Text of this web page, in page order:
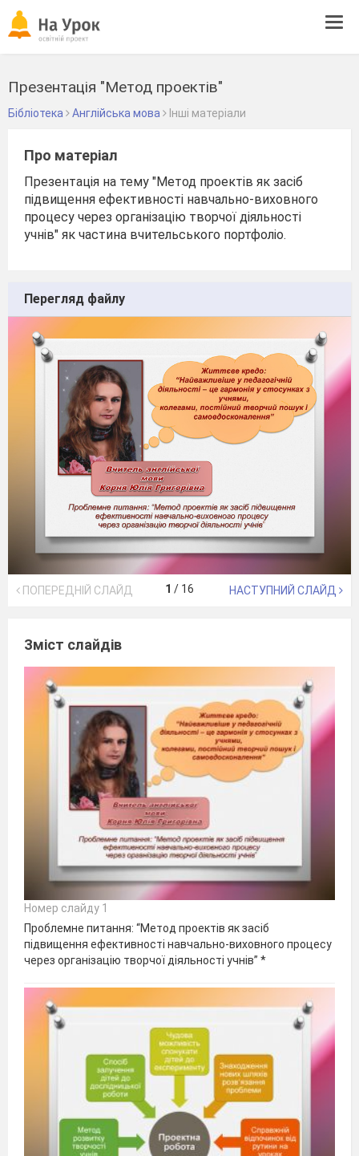
Презентація "Метод проектів"
Бібліотека Англійська мова Інші матеріали
Про матеріал
Презентація на тему "Метод проектів як засіб
підвищення ефективності навчально-виховного
процесу через організацію творчої діяльності
учнів" як частина вчительського портфоліо.
Перегляд файлу
ПОПЕРЕДНІЙ СЛАЙД 1 / 16 НАСТУПНИЙ СЛАЙД
Зміст слайдів
Номер слайду 1
Проблемне питання: “Метод проектів як засіб
підвищення ефективності навчально-виховного процесу
через організацію творчої діяльності учнів” *